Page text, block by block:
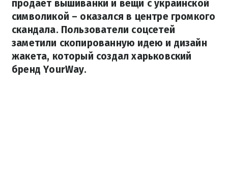
продает вышиванки и вещи с украинской
символикой – оказался в центре громкого
скандала. Пользователи соцсетей
заметили скопированную идею и дизайн
жакета, который создал харьковский
бренд YourWay.